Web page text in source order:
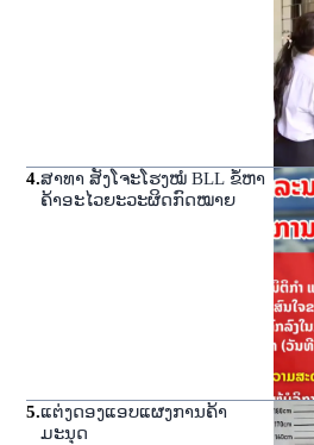
4.ສາທາ ສັງໂຈະໂຮງໝໍ BLL ຂໍ້ຫາ
ຄ້າອະໄວຍະວະຜິດກົດໝາຍ
5.ແຕ່ງດອງແອບແຜງການຄ້າ
ມະນຸດ